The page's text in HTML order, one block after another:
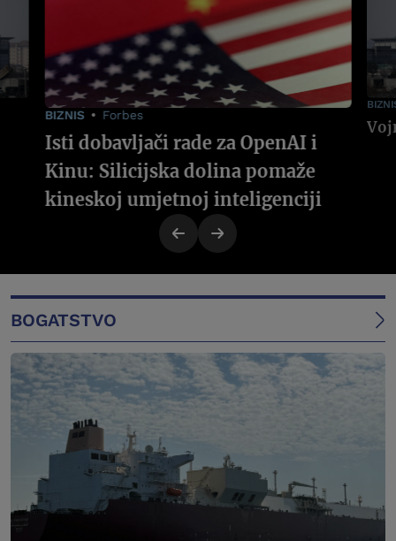
BIZNIS Forbes
Isti dobavljači rade za OpenAI i
Kinu: Silicijska dolina pomaže
kineskoj umjetnoj inteligenciji
BOGATSTVO